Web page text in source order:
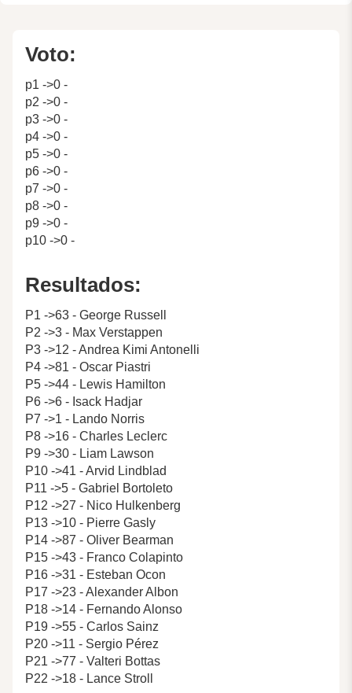
Voto:
p1 ->0 -
p2 ->0 -
p3 ->0 -
p4 ->0 -
p5 ->0 -
p6 ->0 -
p7 ->0 -
p8 ->0 -
p9 ->0 -
p10 ->0 -
Resultados:
P1 ->63 - George Russell
P2 ->3 - Max Verstappen
P3 ->12 - Andrea Kimi Antonelli
P4 ->81 - Oscar Piastri
P5 ->44 - Lewis Hamilton
P6 ->6 - Isack Hadjar
P7 ->1 - Lando Norris
P8 ->16 - Charles Leclerc
P9 ->30 - Liam Lawson
P10 ->41 - Arvid Lindblad
P11 ->5 - Gabriel Bortoleto
P12 ->27 - Nico Hulkenberg
P13 ->10 - Pierre Gasly
P14 ->87 - Oliver Bearman
P15 ->43 - Franco Colapinto
P16 ->31 - Esteban Ocon
P17 ->23 - Alexander Albon
P18 ->14 - Fernando Alonso
P19 ->55 - Carlos Sainz
P20 ->11 - Sergio Pérez
P21 ->77 - Valteri Bottas
P22 ->18 - Lance Stroll